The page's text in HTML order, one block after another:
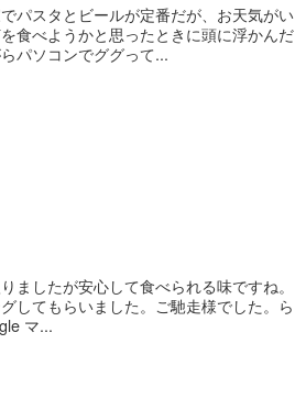
パスタとビールが定番だが、お天気がい
食べようかと思ったときに頭に浮かんだ
パソコンでググって...
ましたが安心して食べられる味ですね。
してもらいました。ご馳走様でした。ら
マ...